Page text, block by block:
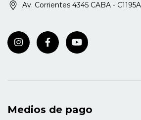
Av. Corrientes 4345 CABA -
Medios de pago